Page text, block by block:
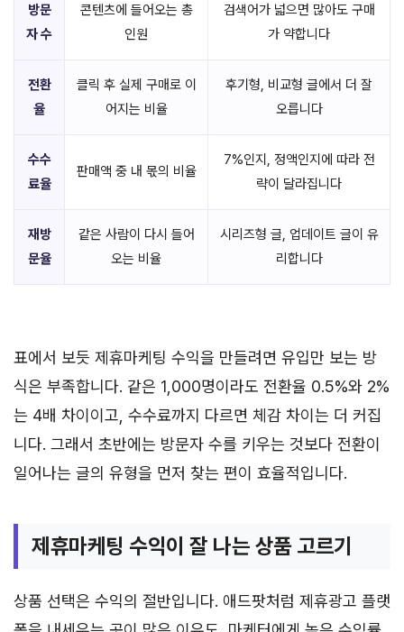
방문
자 수
콘텐츠에 들어오는 총
인원
검색어가 넓으면 많아도 구매
가 약합니다
전환
율
클릭 후 실제 구매로 이
어지는 비율
후기형, 비교형 글에서 더 잘
오릅니다
수수
료율
판매액 중 내 몫의 비율
7%인지, 정액인지에 따라 전
략이 달라집니다
재방
문율
같은 사람이 다시 들어
오는 비율
시리즈형 글, 업데이트 글이 유
리합니다
표에서 보듯 제휴마케팅 수익을 만들려면 유입만 보는 방
식은 부족합니다. 같은 1,000명이라도 전환율 0.5%와 2%
는 4배 차이이고, 수수료까지 다르면 체감 차이는 더 커집
니다. 그래서 초반에는 방문자 수를 키우는 것보다 전환이
일어나는 글의 유형을 먼저 찾는 편이 효율적입니다.
제휴마케팅 수익이 잘 나는 상품 고르기
상품 선택은 수익의 절반입니다. 애드팟처럼 제휴광고 플랫